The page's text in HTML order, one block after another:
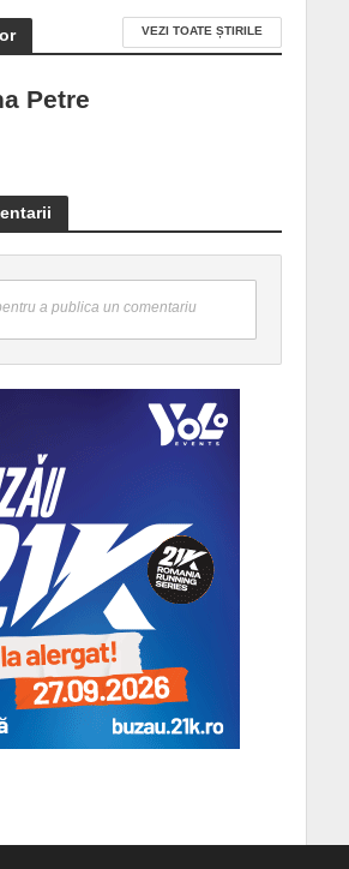
VEZI TOATE ȘTIRILE
Petre
a publica un comentariu